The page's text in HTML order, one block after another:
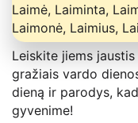
Laimė, Laiminta,
Laimonė, Laimius,
Leiskite jiems
gražiais vardo
dieną ir parodys,
gyvenime!